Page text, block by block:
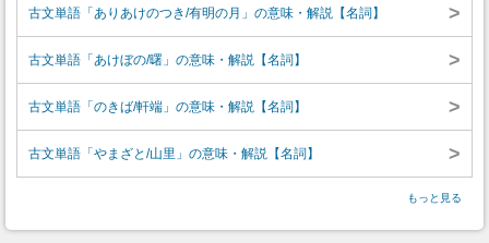
古文単語「ありあけのつき/有明の月」の意味・解説【名詞】 >
古文単語「あけぼの/曙」の意味・解説【名詞】 >
古文単語「のきば/軒端」の意味・解説【名詞】 >
古文単語「やまざと/山里」の意味・解説【名詞】 >
もっと見る